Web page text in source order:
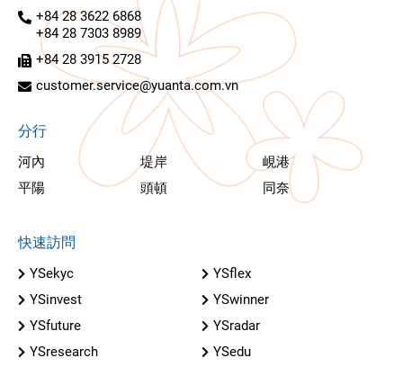
+84 28 3622 6868
+84 28 7303 8989
+84 28 3915 2728
customer.service@yuanta.com.vn
分行
河內 堤岸
峴港
平陽
頭頓 同奈
快速訪問
YSekyc
YSflex
YSinvest
YSwinner
YSfuture
YSradar
YSresearch
YSedu